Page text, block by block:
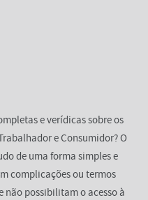
e verídicas sobre os
e Consumidor? O
de uma forma simples e
complicações ou termos
não possibilitam o acesso à